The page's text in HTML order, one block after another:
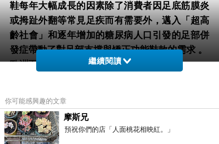
鞋每年大幅成長的因素除了消費者因足底筋膜炎
或拇趾外翻等常見足疾而有需要外，邁入「超高
齡社會」和逐年增加的糖尿病人口引發的足部併
發症帶動了對足部支撐與矯正功能鞋款的需求 。
歐洲百年品牌對美學近乎苛求
72% 的人每日穿著尺寸或功能不合適的鞋子，即
便消費者知曉有更健康的選擇，仍常因「美學考
量」或「社交壓力」而優先滿足社會與情緒需
繼續閱讀
你可能感興趣的文章
摩斯兄
預祝你們的店「人面桃花相映紅。」